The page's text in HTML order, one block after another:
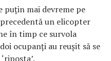
puțin mai devreme pe
un elicopter
în timp ce survola
ocupanți au reușit să se